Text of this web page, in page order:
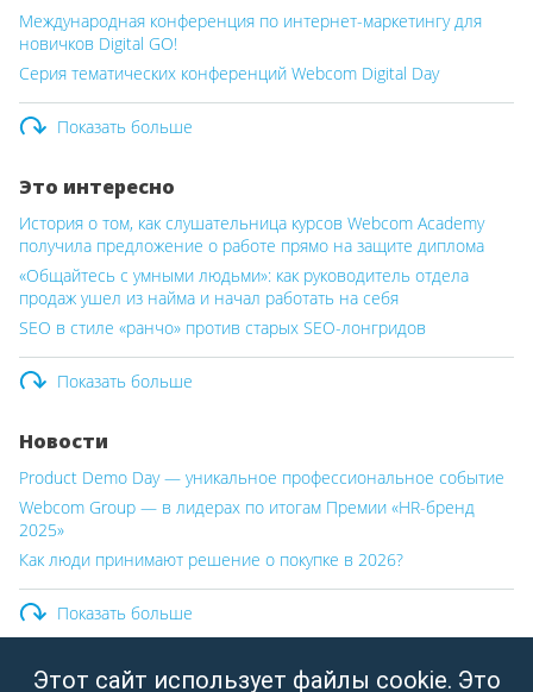
Этот сайт использует файлы cookie. Это
Международная конференция по интернет-маркетингу для
новичков Digital GO!
Серия тематических конференций Webcom Digital Day
Показать больше
Это интересно
История о том, как слушательница курсов Webcom Academy
получила предложение о работе прямо на защите диплома
«Общайтесь с умными людьми»: как руководитель отдела
продаж ушел из найма и начал работать на себя
SEO в стиле «ранчо» против старых SEO-лонгридов
Показать больше
Новости
Product Demo Day — уникальное профессиональное событие
Webcom Group — в лидерах по итогам Премии «HR-бренд
2025»
Как люди принимают решение о покупке в 2026?
Показать больше
ООО «Вебком Групп»